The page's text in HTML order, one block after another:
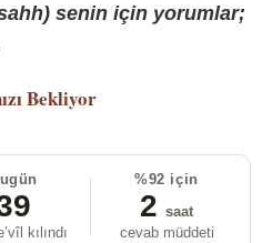
senin için yorumlar;
Bekliyor
kılındı
%92 için
2 saat
cevab müddeti